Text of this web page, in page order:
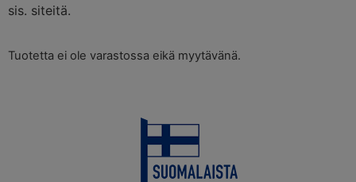
sis. siteitä.
Tuotetta ei ole varastossa eikä myytävänä.